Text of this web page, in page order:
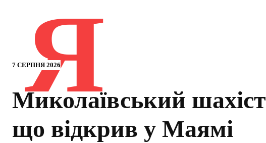
7 СЕРПНЯ 2026
Я
Миколаївський шахіст
що відкрив у Маямі